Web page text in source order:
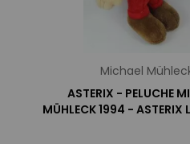
Michael
ASTERIX - PELUCHE
MÜHLECK 1994 - ASTERIX